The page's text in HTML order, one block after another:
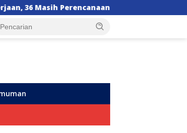
Orang Tua Sesalkan Kebijakan